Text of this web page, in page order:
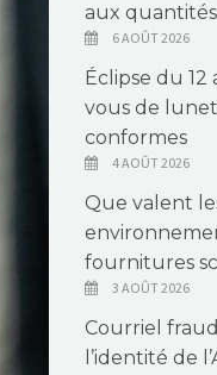
aux
6 AOÛT 2026
Éclipse du
vous de
conformes
4 AOÛT 2026
Que valent
fournitures
3 AOÛT 2026
Courriel
l’identité de